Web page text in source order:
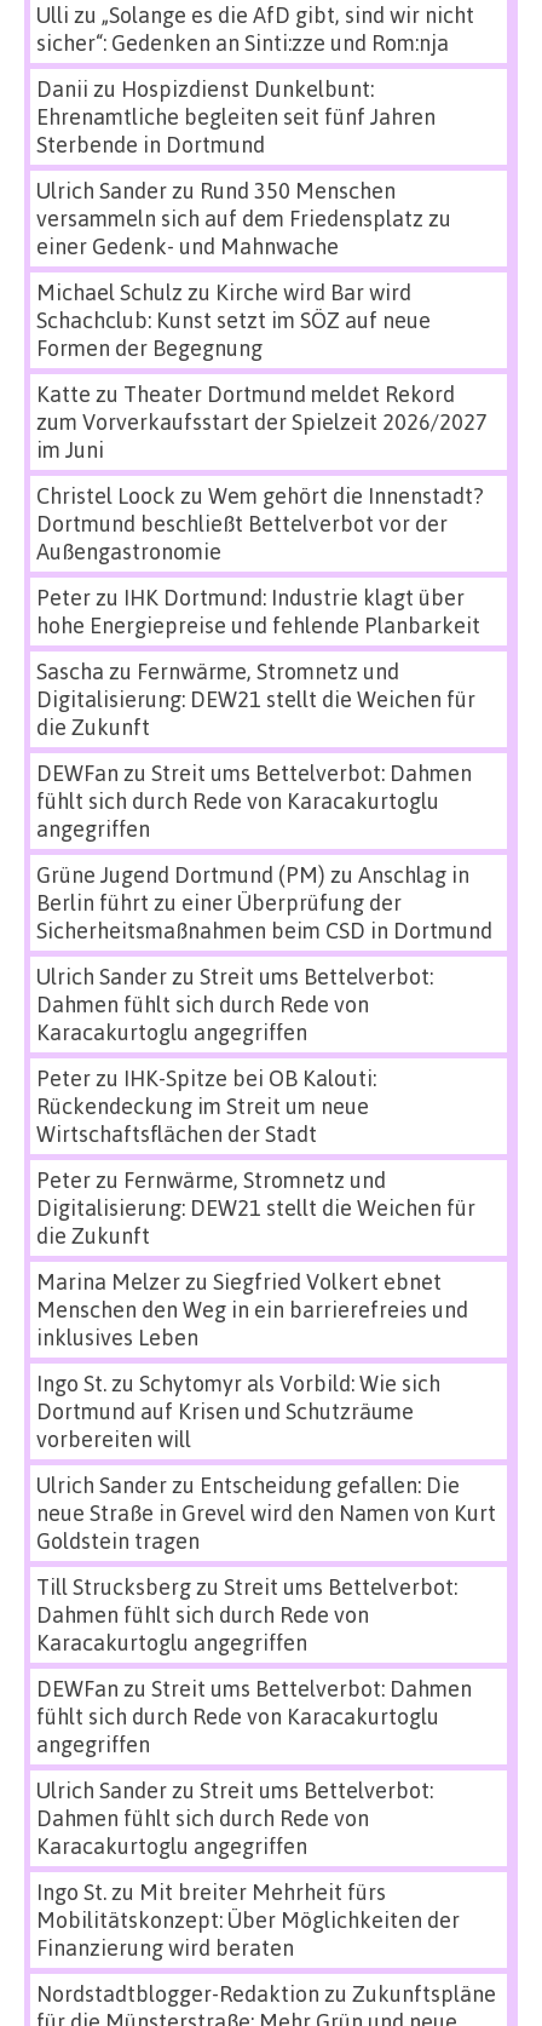
Ulli zu „Solange es die AfD gibt, sind wir nicht
sicher“: Gedenken an Sinti:zze und Rom:nja
Danii zu Hospizdienst Dunkelbunt:
Ehrenamtliche begleiten seit fünf Jahren
Sterbende in Dortmund
Ulrich Sanderzu Rund 350 Menschen
versammeln sich auf dem Friedensplatz zu
einer Gedenk- und Mahnwache
Michael Schulz zu Kirche wird Bar wird
Schachclub: Kunst setzt im SÖZ auf neue
Formen der Begegnung
Katte zu Theater Dortmund meldet Rekord
zum Vorverkaufsstart der Spielzeit 2026/2027
im Juni
Christel Loock zu Wem gehört die Innenstadt?
Dortmund beschließt Bettelverbot vor der
Außengastronomie
Peterzu IHK Dortmund: Industrie klagt über
hohe Energiepreise und fehlende Planbarkeit
Sascha zu Fernwärme, Stromnetz und
Digitalisierung: DEW21 stellt die Weichen für
die Zukunft
DEWFan zu Streit ums Bettelverbot: Dahmen
fühlt sich durch Rede von Karacakurtoglu
angegriffen
Grüne Jugend Dortmund (PM) zu Anschlag in
Berlin führt zu einer Überprüfung der
Sicherheitsmaßnahmen beim CSD in Dortmund
Ulrich Sanderzu Streit ums Bettelverbot:
Dahmen fühlt sich durch Rede von
Karacakurtoglu angegriffen
Peterzu IHK-Spitze bei OB Kalouti:
Rückendeckung im Streit um neue
Wirtschaftsflächen der Stadt
Peterzu Fernwärme, Stromnetz und
Digitalisierung: DEW21 stellt die Weichen für
die Zukunft
Marina Melzerzu Siegfried Volkert ebnet
Menschen den Weg in ein barrierefreies und
inklusives Leben
Ingo St.zu Schytomyr als Vorbild: Wie sich
Dortmund auf Krisen und Schutzräume
vorbereiten will
Ulrich Sanderzu Entscheidung gefallen: Die
neue Straße in Grevel wird den Namen von Kurt
Goldstein tragen
Till Strucksbergzu Streit ums Bettelverbot:
Dahmen fühlt sich durch Rede von
Karacakurtoglu angegriffen
DEWFan zu Streit ums Bettelverbot: Dahmen
fühlt sich durch Rede von Karacakurtoglu
angegriffen
Ulrich Sanderzu Streit ums Bettelverbot:
Dahmen fühlt sich durch Rede von
Karacakurtoglu angegriffen
Ingo St.zu Mit breiter Mehrheit fürs
Mobilitätskonzept: Über Möglichkeiten der
Finanzierung wird beraten
Nordstadtblogger-Redaktion zu Zukunftspläne